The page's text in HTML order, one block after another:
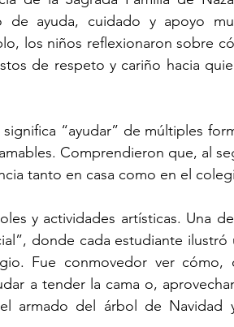
de ayuda, cuidado y apoyo
los niños reflexionaron sobre
de respeto y cariño hacia
“ayudar” de múltiples
Comprendieron que, al
tanto en casa como en el
y actividades artísticas. Una
donde cada estudiante ilustró
Fue conmovedor ver cómo,
a tender la cama o,
armado del árbol de Navidad